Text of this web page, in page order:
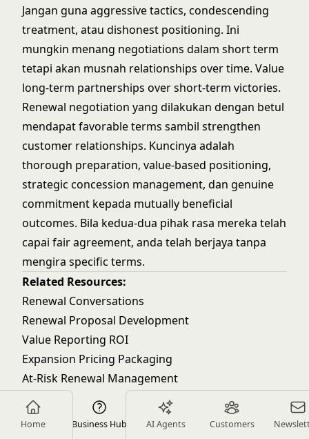
Home Business Hub AI Agents Customers
Jangan guna aggressive tactics, condescending
treatment, atau dishonest positioning. Ini
mungkin menang negotiations dalam short term
tetapi akan musnah relationships over time. Value
long-term partnerships over short-term victories.
Renewal negotiation yang dilakukan dengan betul
mendapat favorable terms sambil strengthen
customer relationships. Kuncinya adalah
thorough preparation, value-based positioning,
strategic concession management, dan genuine
commitment kepada mutually beneficial
outcomes. Bila kedua-dua pihak rasa mereka telah
capai fair agreement, anda telah berjaya tanpa
mengira specific terms.
Related Resources:
Renewal Conversations
Renewal Proposal Development
Value Reporting ROI
Expansion Pricing Packaging
At-Risk Renewal Management
ABOUT THE AUTHOR